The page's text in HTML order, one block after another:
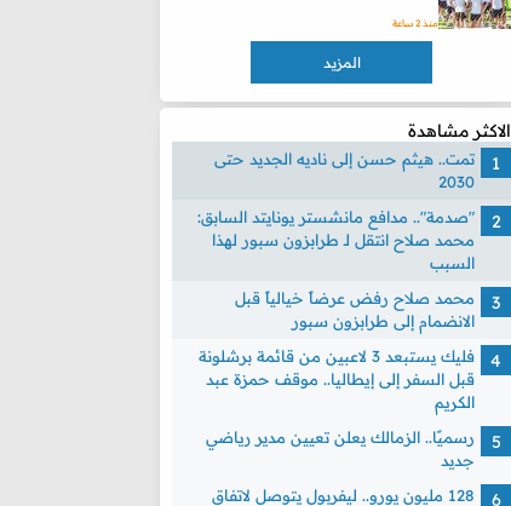
منذ 2 ساعة
المزيد
الاكثر مشاهدة
تمت.. هيثم حسن إلى ناديه الجديد حتى
2030
"صدمة".. مدافع مانشستر يونايتد السابق:
محمد صلاح انتقل لـ طرابزون سبور لهذا
السبب
محمد صلاح رفض عرضاً خيالياً قبل
الانضمام إلى طرابزون سبور
فليك يستبعد 3 لاعبين من قائمة برشلونة
قبل السفر إلى إيطاليا.. موقف حمزة عبد
الكريم
رسميًا.. الزمالك يعلن تعيين مدير رياضي
جديد
128 مليون يورو.. ليفربول يتوصل لاتفاق